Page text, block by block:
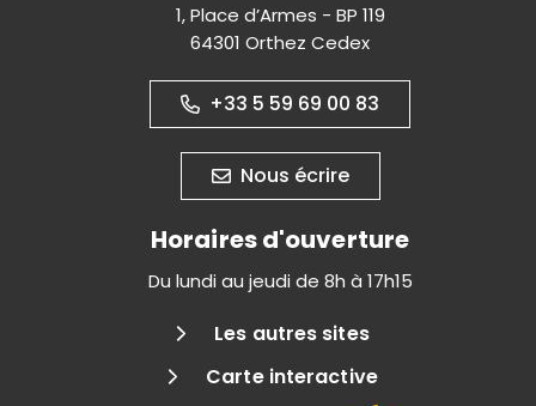
1, Place d’Armes - BP 119
64301 Orthez Cedex
+33 5 59 69 00 83
Nous écrire
Horaires d'ouverture
Du lundi au jeudi de 8h à 17h15
Les autres sites
Carte interactive